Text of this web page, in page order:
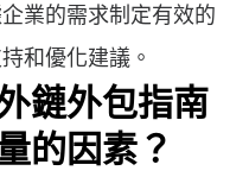
業的需求制定有效的
和優化建議。
鏈外包指南
的因素？